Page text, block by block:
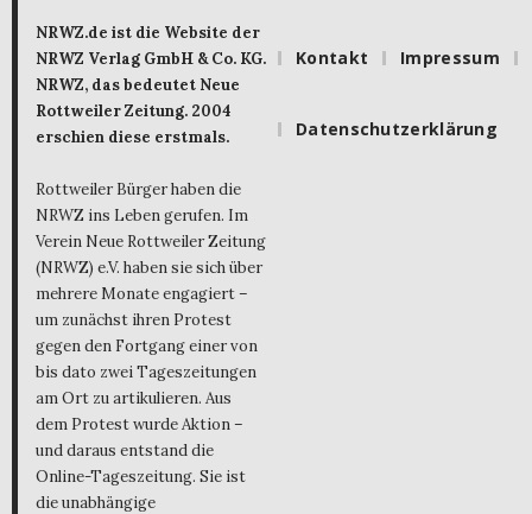
NRWZ.de ist die Website der
NRWZ Verlag GmbH & Co. KG.
NRWZ, das bedeutet Neue
Rottweiler Zeitung. 2004
erschien diese erstmals.
Rottweiler Bürger haben die
NRWZ ins Leben gerufen. Im
Verein Neue Rottweiler Zeitung
(NRWZ) e.V. haben sie sich über
mehrere Monate engagiert –
um zunächst ihren Protest
gegen den Fortgang einer von
bis dato zwei Tageszeitungen
am Ort zu artikulieren. Aus
dem Protest wurde Aktion –
und daraus entstand die
Online-Tageszeitung. Sie ist
die unabhängige
Kontakt Impressum
Datenschutzerklärung